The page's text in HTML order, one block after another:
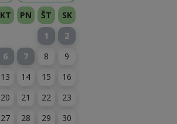
2026
2027
KT PN ŠT
SK
1
2
6 7 8
9
13 14 15
16
20 21 22
23
27 28 29
30